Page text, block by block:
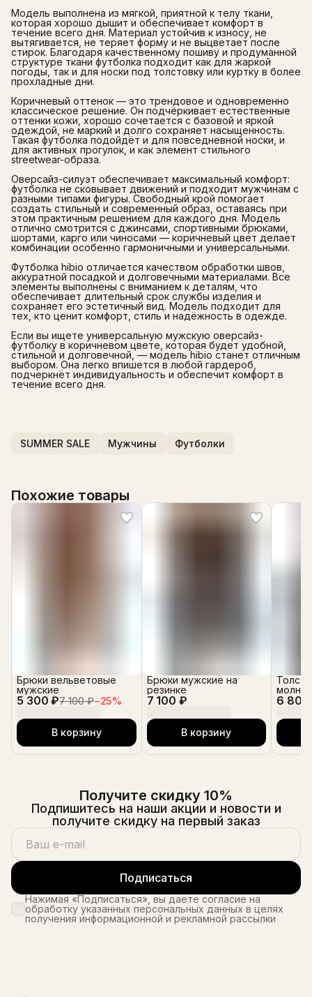
Модель выполнена из мягкой, приятной к телу ткани,
которая хорошо дышит и обеспечивает комфорт в
течение всего дня. Материал устойчив к износу, не
вытягивается, не теряет форму и не выцветает после
стирок. Благодаря качественному пошиву и продуманной
структуре ткани футболка подходит как для жаркой
погоды, так и для носки под толстовку или куртку в более
прохладные дни.
Коричневый оттенок — это трендовое и одновременно
классическое решение. Он подчёркивает естественные
оттенки кожи, хорошо сочетается с базовой и яркой
одеждой, не маркий и долго сохраняет насыщенность.
Такая футболка подойдёт и для повседневной носки, и
для активных прогулок, и как элемент стильного
streetwear-образа.
Оверсайз-силуэт обеспечивает максимальный комфорт:
футболка не сковывает движений и подходит мужчинам с
разными типами фигуры. Свободный крой помогает
создать стильный и современный образ, оставаясь при
этом практичным решением для каждого дня. Модель
отлично смотрится с джинсами, спортивными брюками,
шортами, карго или чиносами — коричневый цвет делает
комбинации особенно гармоничными и универсальными.
Футболка hibio отличается качеством обработки швов,
аккуратной посадкой и долговечными материалами. Все
элементы выполнены с вниманием к деталям, что
обеспечивает длительный срок службы изделия и
сохраняет его эстетичный вид. Модель подходит для
тех, кто ценит комфорт, стиль и надёжность в одежде.
Если вы ищете универсальную мужскую оверсайз-
футболку в коричневом цвете, которая будет удобной,
стильной и долговечной, — модель hibio станет отличным
выбором. Она легко впишется в любой гардероб,
подчеркнёт индивидуальность и обеспечит комфорт в
течение всего дня.
SUMMER SALE Мужчины Футболки
Похожие товары
5 300 ₽7 100 ₽−25%
Брюки вельветовые
мужские
В корзину
7 100 ₽
Брюки мужские на
резинке
В корзину
6
молнии
Получите скидку 10%
Подпишитесь на наши акции и новости и
получите скидку на первый заказ
Подписаться
Нажимая «Подписаться», вы даете согласие на
обработку указанных персональных данных в целях
получения информационной и рекламной рассылки